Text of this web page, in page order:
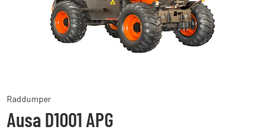
Raddumper
Ausa D1001 APG